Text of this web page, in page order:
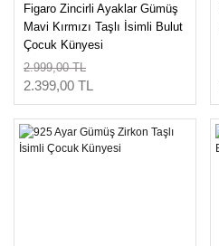
Figaro Zincirli Ayaklar Gümüş
Mavi Kırmızı Taşlı İsimli Bulut
Çocuk Künyesi
2.999,00 TL
2.399,00 TL